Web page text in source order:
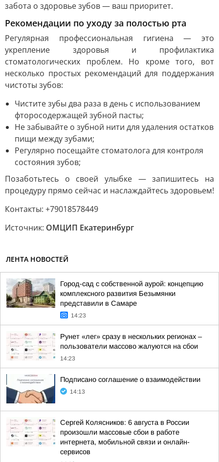
забота о здоровье зубов — ваш приоритет.
Рекомендации по уходу за полостью рта
Регулярная профессиональная гигиена — это
укрепление здоровья и профилактика
стоматологических проблем. Но кроме того, вот
несколько простых рекомендаций для поддержания
чистоты зубов:
Чистите зубы два раза в день с использованием
фторосодержащей зубной пасты;
Не забывайте о зубной нити для удаления остатков
пищи между зубами;
Регулярно посещайте стоматолога для контроля
состояния зубов;
Позаботьтесь о своей улыбке — запишитесь на
процедуру прямо сейчас и наслаждайтесь здоровьем!
Контакты: +79018578449
Источник: ОМЦИП Екатеринбург
ЛЕНТА НОВОСТЕЙ
Город-сад с собственной аурой: концепцию
комплексного развития Безымянки
представили в Самаре
14:23
Рунет «лег» сразу в нескольких регионах –
пользователи массово жалуются на сбои
14:23
Подписано соглашение о взаимодействии
14:13
Сергей Колясников: 6 августа в России
произошли массовые сбои в работе
интернета, мобильной связи и онлайн-
сервисов